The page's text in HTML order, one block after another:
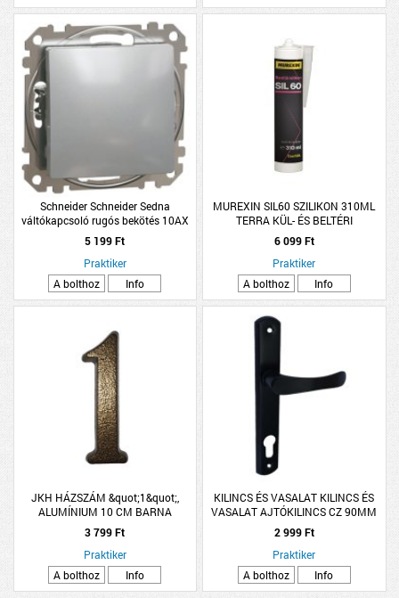
Schneider Schneider Sedna
váltókapcsoló rugós bekötés 10AX
alumínium
5 199 Ft
Praktiker
A bolthoz
Info
MUREXIN SIL60 SZILIKON 310ML
TERRA KÜL- ÉS BELTÉRI
6 099 Ft
Praktiker
A bolthoz
Info
JKH HÁZSZÁM &quot;1&quot;,
ALUMÍNIUM 10 CM BARNA
3 799 Ft
Praktiker
A bolthoz
Info
KILINCS ÉS VASALAT KILINCS ÉS
VASALAT AJTÓKILINCS CZ 90MM
ALU FEKETE LARINA
2 999 Ft
Praktiker
A bolthoz
Info